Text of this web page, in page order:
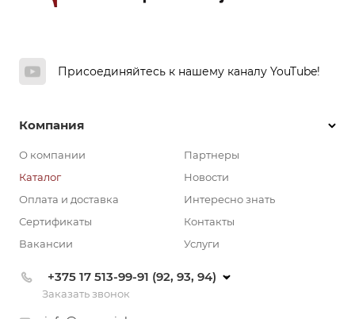
Присоединяйтесь к нашему каналу YouTube!
Компания
О компании
Каталог
Оплата и доставка
Сертификаты
Вакансии
Партнеры
Новости
Интересно знать
Контакты
Услуги
+375 17 513-99-91 (92, 93, 94)
Заказать звонок